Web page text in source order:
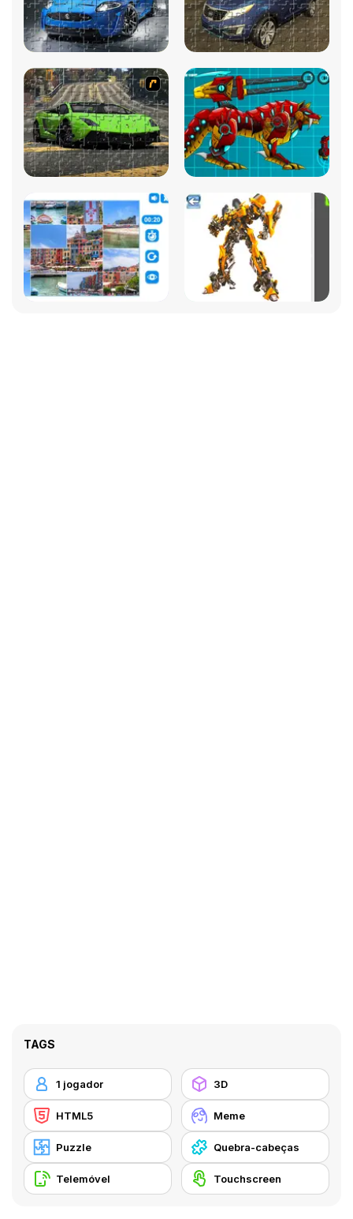
TAGS
1 jogador 3D
HTML5 Meme
Puzzle Quebra-cabeças
Telemóvel Touchscreen